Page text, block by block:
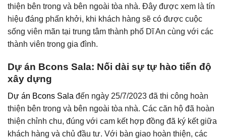
thiện bên trong và bên ngoài tòa nhà. Đây được xem là tín
hiệu đáng phấn khởi, khi khách hàng sẽ có được cuộc
sống viên mãn tại trung tâm thành phố Dĩ An cùng với các
thành viên trong gia đình.
Dự án Bcons Sala: Nối dài sự tự hào tiến độ
xây dựng
Dự án Bcons Sala đến ngày 25/7/2023 đã thi công hoàn
thiện bên trong và bên ngoài tòa nhà. Các căn hộ đã hoàn
thiện chỉnh chu, đúng với cam kết hợp đồng đã ký kết giữa
khách hàng và chủ đầu tư. Với bàn giao hoàn thiện, các